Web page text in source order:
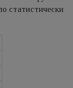
статистически